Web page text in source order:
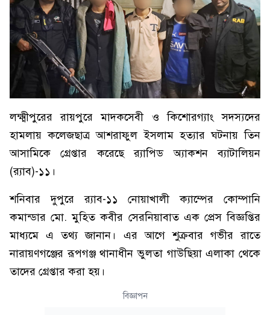
লক্ষ্মীপুরের রায়পুরে মাদকসেবী ও কিশোরগ্যাং সদস্যদের
হামলায় কলেজছাত্র আশরাফুল ইসলাম হত্যার ঘটনায় তিন
আসামিকে গ্রেপ্তার করেছে র‌্যাপিড অ্যাকশন ব্যাটালিয়ন
(র‌্যাব)-১১।
শনিবার দুপুরে র‌্যাব-১১ নোয়াখালী ক্যাম্পের কোম্পানি
কমান্ডার মো. মুহিত কবীর সেরনিয়াবাত এক প্রেস বিজ্ঞপ্তির
মাধ্যমে এ তথ্য জানান। এর আগে শুক্রবার গভীর রাতে
নারায়ণগঞ্জের রূপগঞ্জ থানাধীন ভুলতা গাউছিয়া এলাকা থেকে
তাদের গ্রেপ্তার করা হয়।
বিজ্ঞাপন